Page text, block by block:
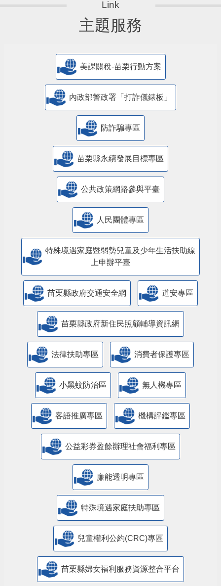
主題服務
美課關稅-苗栗行動方案
內政部警政署「打詐儀錶板」
防詐騙專區
苗栗縣永續發展目標專區
公共政策網路參與平臺
人民團體專區
特殊境遇家庭暨弱勢兒童及少年生活扶助線
上申辦平臺
苗栗縣政府交通安全網 道安專區
苗栗縣政府新住民照顧輔導資訊網
法律扶助專區 消費者保護專區
小黑蚊防治區 無人機專區
客語推廣專區 機構評鑑專區
公益彩券盈餘辦理社會福利專區
廉能透明專區
特殊境遇家庭扶助專區
兒童權利公約(CRC)專區
苗栗縣婦女福利服務資源整合平台